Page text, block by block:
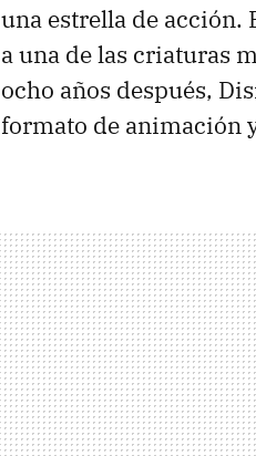
una estrella de acción.
a una de las criaturas
ocho años después,
formato de animación